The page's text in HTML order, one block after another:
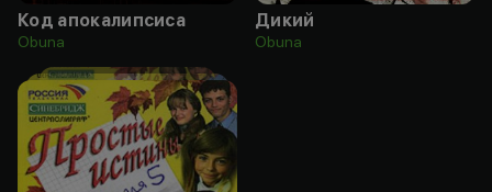
Код апокалипсиса
Obuna
Дикий
Obuna